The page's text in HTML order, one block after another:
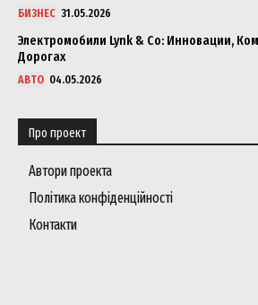
БИЗНЕС 31.05.2026
Электромобили Lynk & Co: Инновации,
Дорогах
АВТО 04.05.2026
Про проект
Автори проекта
Політика конфіденційності
Контакти